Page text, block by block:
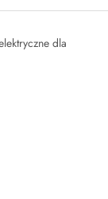
dla